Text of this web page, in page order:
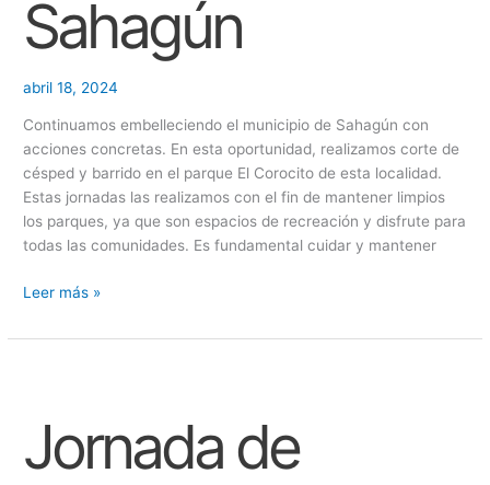
Sahagún
abril 18, 2024
Continuamos embelleciendo el municipio de Sahagún con
acciones concretas. En esta oportunidad, realizamos corte de
césped y barrido en el parque El Corocito de esta localidad.
Estas jornadas las realizamos con el fin de mantener limpios
los parques, ya que son espacios de recreación y disfrute para
todas las comunidades. Es fundamental cuidar y mantener
Leer más »
Jornada de
limpieza
desarene